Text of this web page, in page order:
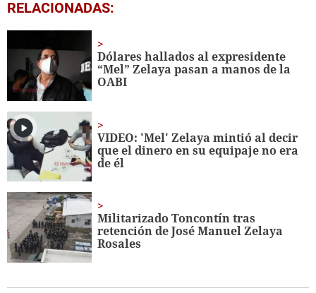
0
seconds
minutes,
seconds
RELACIONADAS:
Dólares hallados al expresidente
“Mel” Zelaya pasan a manos de la
OABI
VIDEO: 'Mel' Zelaya mintió al decir
que el dinero en su equipaje no era
de él
Militarizado Toncontín tras
retención de José Manuel Zelaya
Rosales